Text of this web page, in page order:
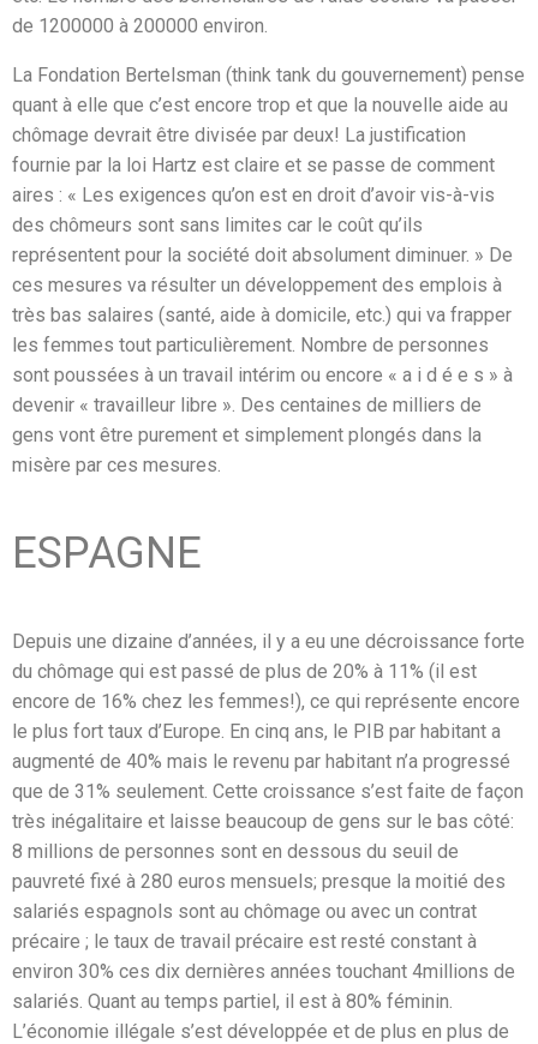
de 1200000 à 200000 environ.
La Fondation Bertelsman (think tank du gouvernement) pense
quant à elle que c’est encore trop et que la nouvelle aide au
chômage devrait être divisée par deux! La justification
fournie par la loi Hartz est claire et se passe de comment
aires : « Les exigences qu’on est en droit d’avoir vis-à-vis
des chômeurs sont sans limites car le coût qu’ils
représentent pour la société doit absolument diminuer. » De
ces mesures va résulter un développement des emplois à
très bas salaires (santé, aide à domicile, etc.) qui va frapper
les femmes tout particulièrement. Nombre de personnes
sont poussées à un travail intérim ou encore « a i d é e s » à
devenir « travailleur libre ». Des centaines de milliers de
gens vont être purement et simplement plongés dans la
misère par ces mesures.
ESPAGNE
Depuis une dizaine d’années, il y a eu une décroissance forte
du chômage qui est passé de plus de 20% à 11% (il est
encore de 16% chez les femmes!), ce qui représente encore
le plus fort taux d’Europe. En cinq ans, le PIB par habitant a
augmenté de 40% mais le revenu par habitant n’a progressé
que de 31% seulement. Cette croissance s’est faite de façon
très inégalitaire et laisse beaucoup de gens sur le bas côté:
8 millions de personnes sont en dessous du seuil de
pauvreté fixé à 280 euros mensuels; presque la moitié des
salariés espagnols sont au chômage ou avec un contrat
précaire ; le taux de travail précaire est resté constant à
environ 30% ces dix dernières années touchant 4millions de
salariés. Quant au temps partiel, il est à 80% féminin.
L’économie illégale s’est développée et de plus en plus de